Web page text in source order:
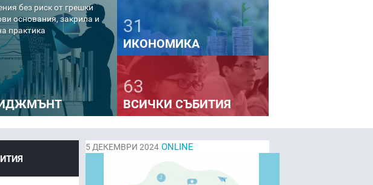
без риск от грешки
основания, закрила и
практика
отговорност на
при трудова
Задължения, съдебна
определяне на
31
ИКОНОМИКА
63
ВСИЧКИ СЪБИТИЯ
5ДЕКЕМВРИ 2024 ONLINE